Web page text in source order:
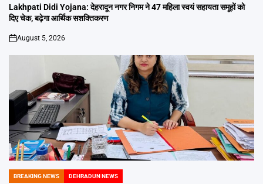
INLakhpati Didi Yojana: देहरादून नगर निगम ने 47 महिला स्वयं सहायता समूहों को
दिए चेक, बढ़ेगा आर्थिक सशक्तिकरण
on
August 5, 2026
POSTED
BREAKING NEWS DEHRADUN NEWS